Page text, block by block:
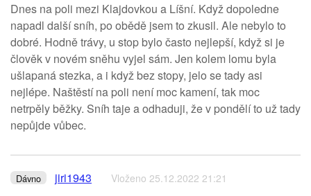
Dnes na poli mezi Klajdovkou a Líšní. Když dopoledne
napadl další sníh, po obědě jsem to zkusil. Ale nebylo to
dobré. Hodně trávy, u stop bylo často nejlepší, když si je
člověk v novém sněhu vyjel sám. Jen kolem lomu byla
ušlapaná stezka, a i když bez stopy, jelo se tady asi
nejlépe. Naštěstí na poli není moc kamení, tak moc
netrpěly běžky. Sníh taje a odhaduji, že v pondělí to už tady
nepůjde vůbec.
Dávno jiri1943 Vloženo 25.12.2022 21:21